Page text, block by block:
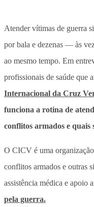
Atender vítimas de guerra
por bala e dezenas — às
ao mesmo tempo. Em
profissionais de saúde que
Internacional da Cruz
funciona a rotina de
conflitos armados e quais
O CICV é uma
conflitos armados e outras
assistência médica e apoio
pela guerra.